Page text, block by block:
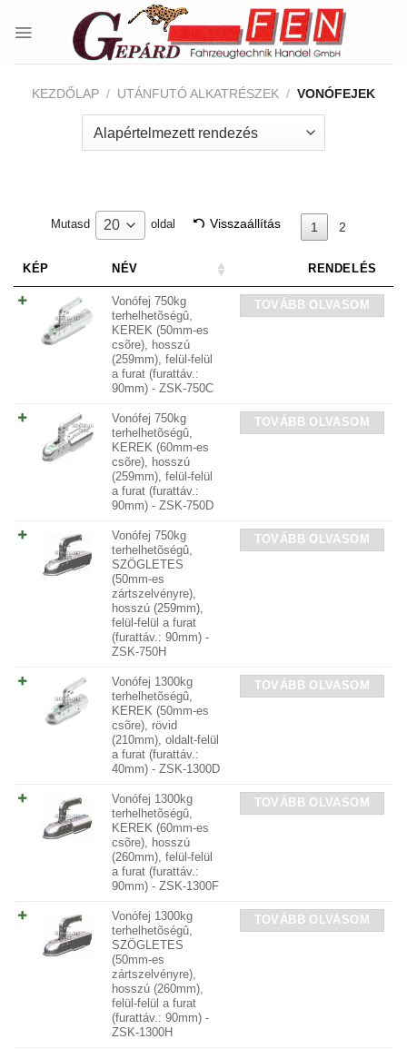
KEZDŐLAP / UTÁNFUTÓ ALKATRÉSZEK / VONÓFEJEK
Mutasd 20 oldal Visszaállítás 1 2
KÉP NÉV RENDELÉS
Vonófej 750kg
terhelhetõségû,
KEREK (50mm-es
csõre), hosszú
(259mm), felül-felül
a furat (furattáv.:
90mm) - ZSK-750C
TOVÁBB OLVASOM
Vonófej 750kg
terhelhetõségû,
KEREK (60mm-es
csõre), hosszú
(259mm), felül-felül
a furat (furattáv.:
90mm) - ZSK-750D
TOVÁBB OLVASOM
Vonófej 750kg
terhelhetõségû,
SZÖGLETES
(50mm-es
zártszelvényre),
hosszú (259mm),
felül-felül a furat
(furattáv.: 90mm) -
ZSK-750H
TOVÁBB OLVASOM
Vonófej 1300kg
terhelhetõségû,
KEREK (50mm-es
csõre), rövid
(210mm), oldalt-felül
a furat (furattáv.:
40mm) - ZSK-1300D
TOVÁBB OLVASOM
Vonófej 1300kg
terhelhetõségû,
KEREK (60mm-es
csõre), hosszú
(260mm), felül-felül
a furat (furattáv.:
90mm) - ZSK-1300F
TOVÁBB OLVASOM
Vonófej 1300kg
terhelhetõségû,
SZÖGLETES
(50mm-es
zártszelvényre),
hosszú (260mm),
felül-felül a furat
(furattáv.: 90mm) -
ZSK-1300H
TOVÁBB OLVASOM